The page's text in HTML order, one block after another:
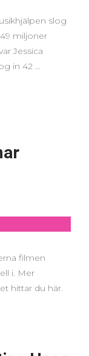
slog
miljoner
Jessica
in 42 …
filmen
i. Mer
hittar du här.